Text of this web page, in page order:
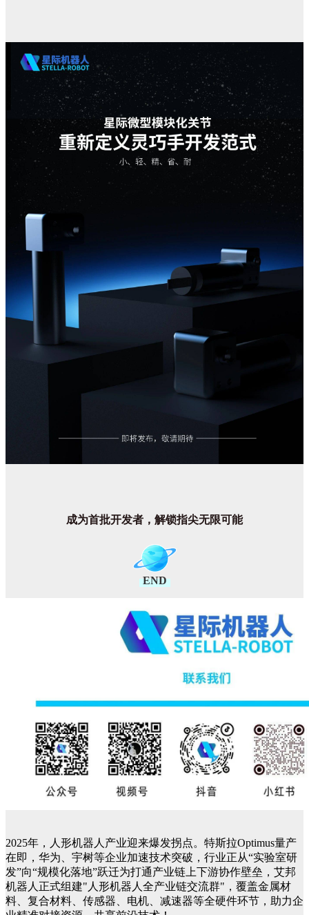
成为首批开发者，解锁指尖无限可能
END
2025年，人形机器人产业迎来爆发拐点。特斯拉Optimus量产
在即，华为、宇树等企业加速技术突破，行业正从“实验室研
发”向“规模化落地”跃迁为打通产业链上下游协作壁垒，艾邦
机器人正式组建"人形机器人全产业链交流群"，覆盖金属材
料、复合材料、传感器、电机、减速器等全硬件环节，助力企